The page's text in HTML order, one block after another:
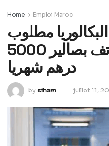
Home Emploi Maroc
مطلوب
مستشاري الهواتف بصالير 5000
درهم شهريا
bysiham juillet 11,